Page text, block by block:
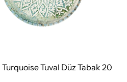
Tuval Düz Tabak 20